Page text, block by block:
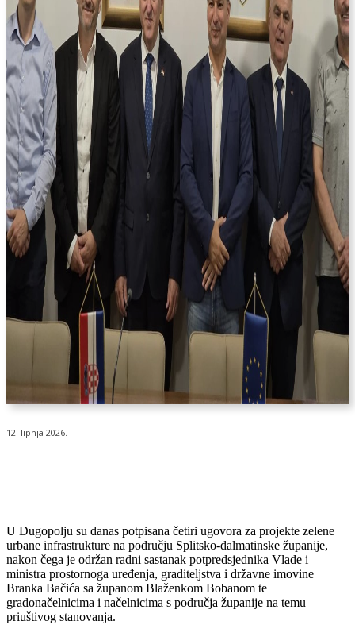
12. lipnja 2026.
U Dugopolju su danas potpisana četiri ugovora za projekte zelene
urbane infrastrukture na području Splitsko-dalmatinske županije,
nakon čega je održan radni sastanak potpredsjednika Vlade i
ministra prostornoga uređenja, graditeljstva i državne imovine
Branka Bačića sa županom Blaženkom Bobanom te
gradonačelnicima i načelnicima s područja županije na temu
priuštivog stanovanja.